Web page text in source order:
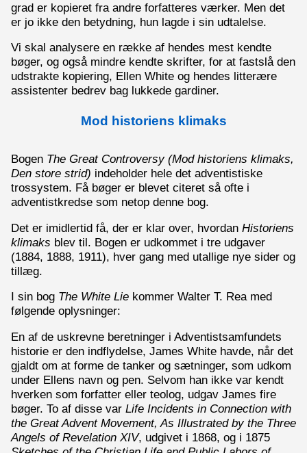
grad er kopieret fra andre forfatteres værker. Men det
er jo ikke den betydning, hun lagde i sin udtalelse.
Vi skal analysere en række af hendes mest kendte
bøger, og også mindre kendte skrifter, for at fastslå den
udstrakte kopiering, Ellen White og hendes litterære
assistenter bedrev bag lukkede gardiner.
Mod historiens klimaks
Bogen The Great Controversy (Mod historiens klimaks,
Den store strid) indeholder hele det adventistiske
trossystem. Få bøger er blevet citeret så ofte i
adventistkredse som netop denne bog.
Det er imidlertid få, der er klar over, hvordan Historiens
klimaks blev til. Bogen er udkommet i tre udgaver
(1884, 1888, 1911), hver gang med utallige nye sider og
tillæg.
I sin bog The White Lie kommer Walter T. Rea med
følgende oplysninger:
En af de uskrevne beretninger i Adventistsamfundets
historie er den indflydelse, James White havde, når det
gjaldt om at forme de tanker og sætninger, som udkom
under Ellens navn og pen. Selvom han ikke var kendt
hverken som forfatter eller teolog, udgav James fire
bøger. To af disse var Life Incidents in Connection with
the Great Advent Movement, As Illustrated by the Three
Angels of Revelation XIV, udgivet i 1868, og i 1875